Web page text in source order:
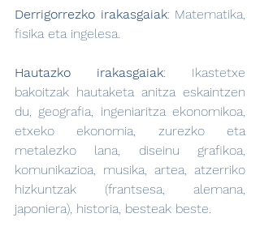
Derrigorrezko irakasgaiak: Matematika,
fisika eta ingelesa.
Hautazko irakasgaiak: Ikastetxe
bakoitzak hautaketa anitza eskaintzen
du, geografia, ingeniaritza ekonomikoa,
etxeko ekonomia, zurezko eta
metalezko lana, diseinu grafikoa,
komunikazioa, musika, artea, atzerriko
hizkuntzak (frantsesa, alemana,
japoniera), historia, besteak beste.